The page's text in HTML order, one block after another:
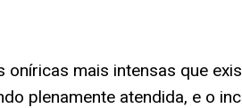
mais intensas que
plenamente atendida, e o